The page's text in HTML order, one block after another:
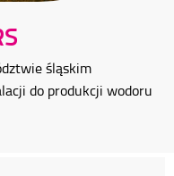
śląskim
do produkcji wodoru